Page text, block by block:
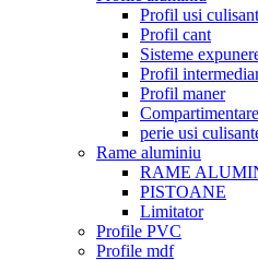
Profil usi
Profil cant
Sisteme
Profil
Profil maner
Compartimentare
perie usi
Rame aluminiu
RAME
PISTOANE
Limitator
Profile PVC
Profile mdf